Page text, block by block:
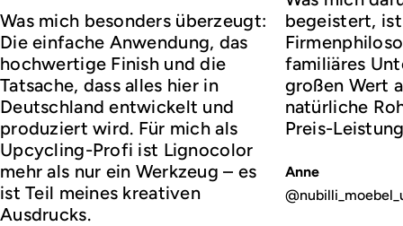
Was mich besonders überzeugt:
Die einfache Anwendung, das
hochwertige Finish und die
Tatsache, dass alles hier in
Deutschland entwickelt und
produziert wird. Für mich als
Upcycling-Profi ist Lignocolor
mehr als nur ein Werkzeug – es
ist Teil meines kreativen
Ausdrucks.
begeistert,
familiäres
großen Wert
natürliche
Preis-
Anne